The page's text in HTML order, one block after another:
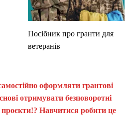
Посібник про гранти для
ветеранів
оформляти грантові
отримувати безповоротні
проєкти!? Навчитися робити це